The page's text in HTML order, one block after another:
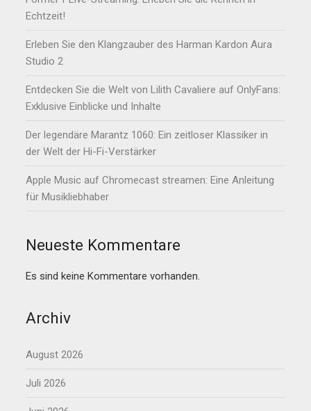
Echtzeit!
Erleben Sie den Klangzauber des Harman Kardon Aura
Studio 2
Entdecken Sie die Welt von Lilith Cavaliere auf OnlyFans:
Exklusive Einblicke und Inhalte
Der legendäre Marantz 1060: Ein zeitloser Klassiker in
der Welt der Hi-Fi-Verstärker
Apple Music auf Chromecast streamen: Eine Anleitung
für Musikliebhaber
Neueste Kommentare
Es sind keine Kommentare vorhanden.
Archiv
August 2026
Juli 2026